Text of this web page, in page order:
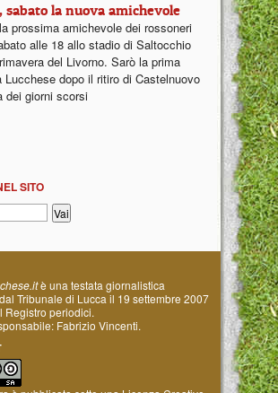
sabato la nuova amichevole
prossima amichevole dei rossoneri
alle 18 allo stadio di Saltocchio
del Livorno. Sarò la prima
Lucchese dopo il ritiro di Castelnuovo
dei giorni scorsi
SITO
è una testata giornalistica
Tribunale di Lucca il 19 settembre 2007
Registro periodici.
Fabrizio Vincenti.